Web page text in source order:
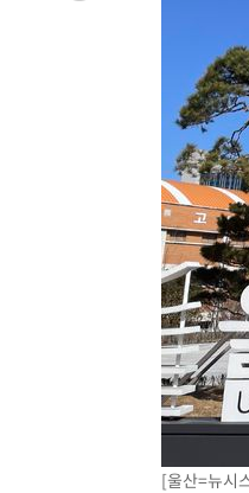
[속보]'압수수
'최고 37도' 폭염
[속보]뉴욕증시
[울산=뉴시